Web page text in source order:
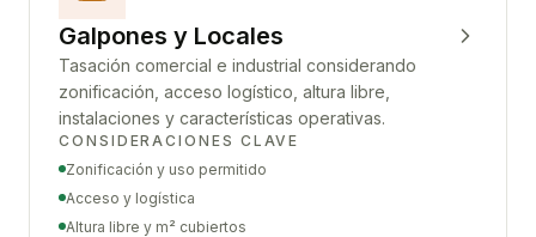
Galpones y Locales
Tasación comercial e industrial considerando
zonificación, acceso logístico, altura libre,
instalaciones y características operativas.
CONSIDERACIONES CLAVE
Zonificación y uso permitido
Acceso y logística
Altura libre y m² cubiertos